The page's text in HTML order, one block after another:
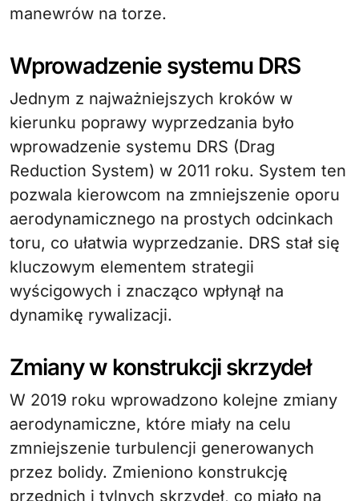
manewrów na torze.
Wprowadzenie systemu DRS
Jednym z najważniejszych kroków w
kierunku poprawy wyprzedzania było
wprowadzenie systemu DRS (Drag
Reduction System) w 2011 roku. System ten
pozwala kierowcom na zmniejszenie oporu
aerodynamicznego na prostych odcinkach
toru, co ułatwia wyprzedzanie. DRS stał się
kluczowym elementem strategii
wyścigowych i znacząco wpłynął na
dynamikę rywalizacji.
Zmiany w konstrukcji skrzydeł
W 2019 roku wprowadzono kolejne zmiany
aerodynamiczne, które miały na celu
zmniejszenie turbulencji generowanych
przez bolidy. Zmieniono konstrukcję
przednich i tylnych skrzydeł, co miało na